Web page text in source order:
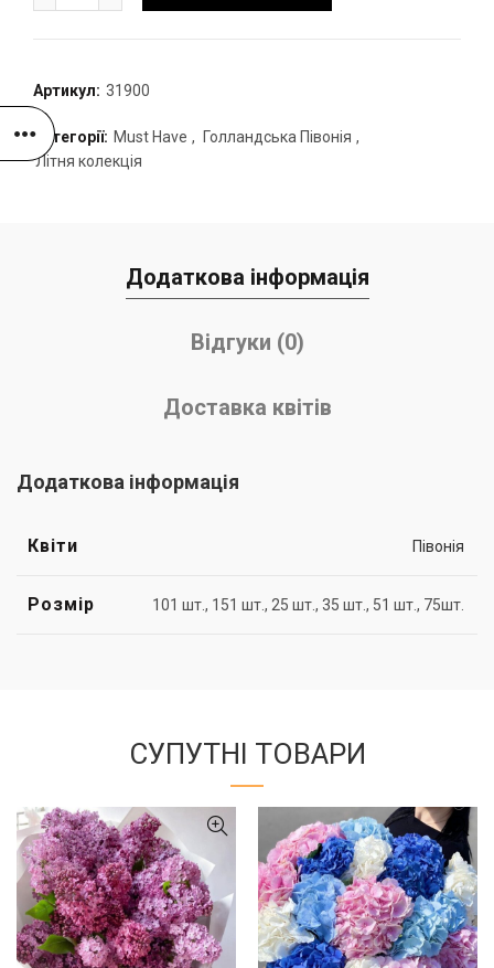
Артикул: 31900
Категорії: Must Have , Голландська Півонія ,
Літня колекція
Додаткова інформація
Відгуки (0)
Доставка квітів
Додаткова інформація
Квіти Півонія
Розмір 101 шт., 151 шт., 25 шт., 35 шт., 51 шт., 75шт.
СУПУТНІ ТОВАРИ